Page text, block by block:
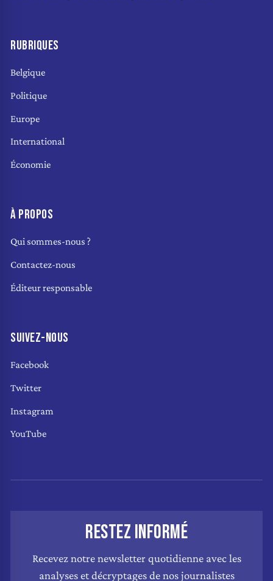
RUBRIQUES
Belgique
Politique
Europe
International
Économie
À PROPOS
Qui sommes-nous ?
Contactez-nous
Éditeur responsable
SUIVEZ-NOUS
Facebook
Twitter
Instagram
YouTube
RESTEZ INFORMÉ
Recevez notre newsletter quotidienne avec les
analyses et décryptages de nos journalistes